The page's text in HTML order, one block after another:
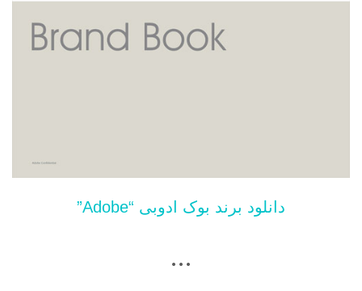
دانلود برند بوک ادوبی “Adobe”
…